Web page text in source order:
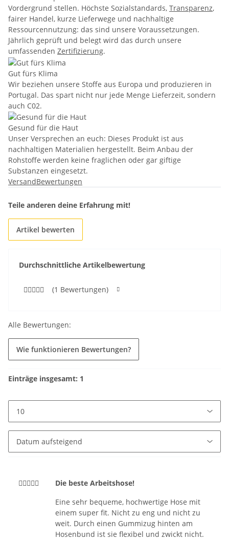
Vordergrund stellen. Höchste Sozialstandards, Transparenz,
fairer Handel, kurze Lieferwege und nachhaltige
Ressourcennutzung: das sind unsere Voraussetzungen.
Jährlich geprüft und belegt wird das durch unsere
umfassenden Zertifizierung.
Gut fürs Klima
Wir beziehen unsere Stoffe aus Europa und produzieren in
Portugal. Das spart nicht nur jede Menge Lieferzeit, sondern
auch C02.
Gesund für die Haut
Unser Versprechen an euch: Dieses Produkt ist aus
nachhaltigen Materialien hergestellt. Beim Anbau der
Rohstoffe werden keine fraglichen oder gar giftige
Substanzen eingesetzt.
VersandBewertungen
Durchschnittliche Artikelbewertung
(1 Bewertungen)
Teile anderen deine Erfahrung mit!
Artikel bewerten
Alle Bewertungen:
Wie funktionieren Bewertungen?
Einträge insgesamt: 1
Die beste Arbeitshose!
Eine sehr bequeme, hochwertige Hose mit
einem super fit. Nicht zu eng und nicht zu
weit. Durch einen Gummizug hinten am
Hosenbund ist sie flexibel und zwickt nicht.